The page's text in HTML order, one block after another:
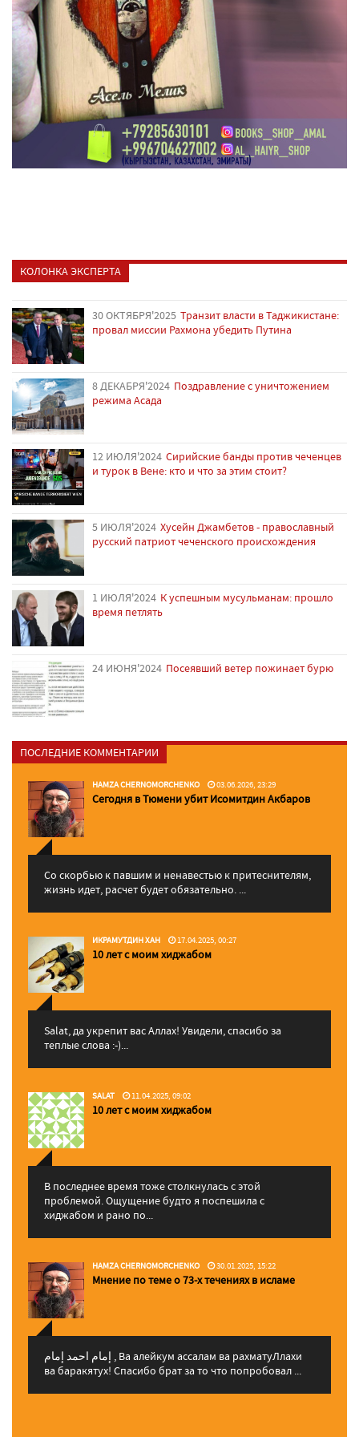
КОЛОНКА ЭКСПЕРТА
30 ОКТЯБРЯ'2025 Транзит власти в Таджикистане:
провал миссии Рахмона убедить Путина
8 ДЕКАБРЯ'2024 Поздравление с уничтожением
режима Асада
12 ИЮЛЯ'2024 Сирийские банды против чеченцев
и турок в Вене: кто и что за этим стоит?
5 ИЮЛЯ'2024 Хусейн Джамбетов - православный
русский патриот чеченского происхождения
1 ИЮЛЯ'2024 К успешным мусульманам: прошло
время петлять
24 ИЮНЯ'2024 Посеявший ветер пожинает бурю
ПОСЛЕДНИЕ КОММЕНТАРИИ
HAMZA CHERNOMORCHENKO 03.06.2026, 23:29
Сегодня в Тюмени убит Исомитдин Акбаров
Со скорбью к павшим и ненавестью к притеснителям,
жизнь идет, расчет будет обязательно. ...
ИКРАМУТДИН ХАН 17.04.2025, 00:27
10 лет с моим хиджабом
Salat, да укрепит вас Аллаx! Увидели, спасибо за
теплые слова :-)...
SALAT 11.04.2025, 09:02
10 лет с моим хиджабом
В последнее время тоже столкнулась с этой
проблемой. Ощущение будто я поспешила с
хиджабом и рано по...
HAMZA CHERNOMORCHENKO 30.01.2025, 15:22
Мнение по теме о 73-х течениях в исламе
إمام احمد إمام , Ва алейкум ассалам ва рахматуЛлахи
ва баракятух! Спасибо брат за то что попробовал ...